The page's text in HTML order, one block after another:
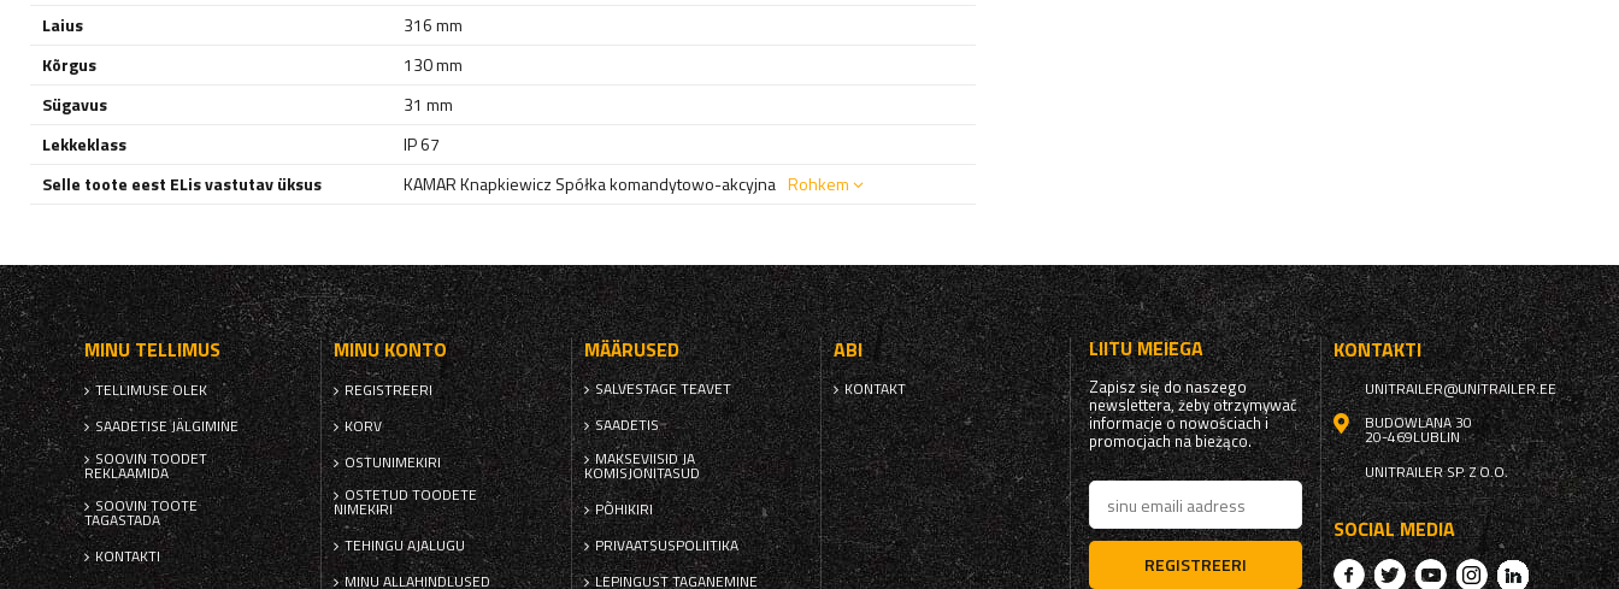
Laius
316 mm
Kõrgus
130 mm
Sügavus
31 mm
Lekkeklass
IP 67
Selle toote eest ELis vastutav üksus
KAMAR Knapkiewicz Spółka komandytowo-akcyjna Rohkem
MINU TELLIMUS
TELLIMUSE OLEK
SAADETISE JÄLGIMINE
SOOVIN TOODET
REKLAAMIDA
SOOVIN TOOTE
TAGASTADA
KONTAKTI
MINU KONTO
REGISTREERI
KORV
OSTUNIMEKIRI
OSTETUD TOODETE
NIMEKIRI
TEHINGU AJALUGU
MINU ALLAHINDLUSED
MÄÄRUSED
SALVESTAGE TEAVET
SAADETIS
MAKSEVIISID JA
KOMISJONITASUD
PÕHIKIRI
PRIVAATSUSPOLIITIKA
LEPINGUST TAGANEMINE
ABI
KONTAKT
LIITU MEIEGA
Zapisz się do naszego
newslettera, żeby otrzymywać
informacje o nowościach i
promocjach na bieżąco.
REGISTREERI
KONTAKTI
UNITRAILER@UNITRAILER.EE
BUDOWLANA 30
20-469LUBLIN
UNITRAILER SP. Z O.O.
SOCIAL MEDIA